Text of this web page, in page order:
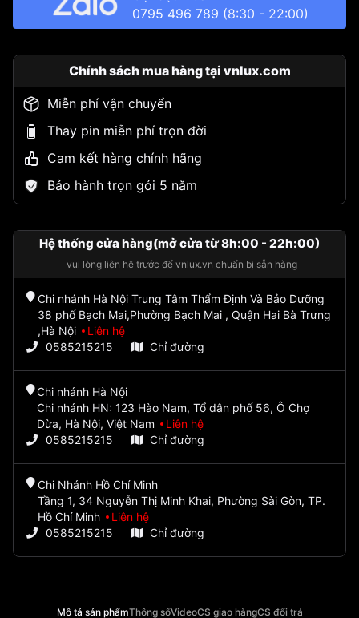
0795 496 789 (8:30 - 22:00)
Chính sách mua hàng tại vnlux.com
Miễn phí vận chuyển
Thay pin miễn phí trọn đời
Cam kết hàng chính hãng
Bảo hành trọn gói 5 năm
Hệ thống cửa hàng(mở cửa từ 8h:00 - 22h:00)
vui lòng liên hệ trước để vnlux.vn chuẩn bị sẵn hàng
Chi nhánh Hà Nội Trung Tâm Thẩm Định Và Bảo Dưỡng
38 phố Bạch Mai,Phường Bạch Mai , Quận Hai Bà Trưng
,Hà Nội
Liên hệ
0585215215
Chỉ đường
Chi nhánh Hà Nội
Chi nhánh HN: 123 Hào Nam, Tổ dân phố 56, Ô Chợ
Dừa, Hà Nội, Việt Nam
Liên hệ
0585215215
Chỉ đường
Chi Nhánh Hồ Chí Minh
Tầng 1, 34 Nguyễn Thị Minh Khai, Phường Sài Gòn, TP.
Hồ Chí Minh
Liên hệ
0585215215
Chỉ đường
Mô tả sản phẩmThông sốVideoCS giao hàngCS đổi trả